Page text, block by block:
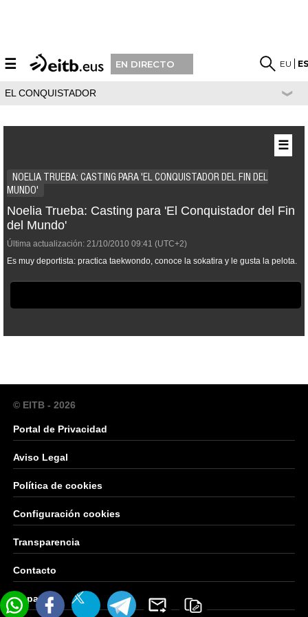
☰ EN DIRECTO EU
EL CONQUISTADOR
NOELIA TRUEBA: CASTING PARA 'EL CONQUISTADOR DEL FIN DEL
MUNDO'
Noelia Trueba: Casting para 'El Conquistador del Fin
del Mundo'
Última actualización: 21/10/2010 09:41 (UTC+2)
Es muy deportista: practica taekwondo, conoce la sokatira y le gusta la pelota.
☰
© EITB - 2026
Portal de Privacidad
Aviso Legal
Política de cookies
Configuración cookies
Transparencia
Contacto
Mapa Web